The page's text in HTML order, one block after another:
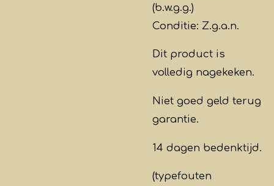
(b.w.g.g.)
Conditie: Z.g.a.n.
Dit product is
volledig nagekeken.
Niet goed geld terug
garantie.
14 dagen bedenktijd.
(typefouten